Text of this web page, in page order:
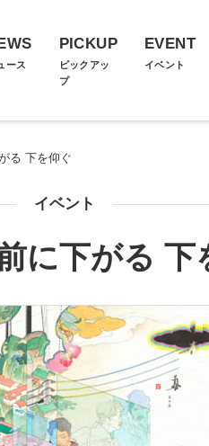
ース
PICKUP
ピックアッ
プ
EVENT
イベント
る 下を仰ぐ
イベント
に下がる 下